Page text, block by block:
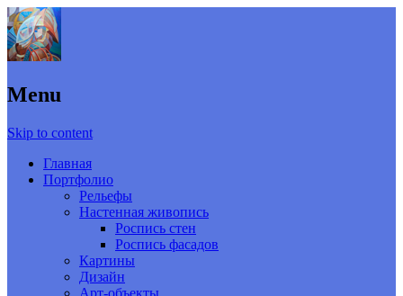
Menu
Skip to content
Главная
Портфолио
Рельефы
Настенная живопись
Роспись стен
Роспись фасадов
Картины
Дизайн
Арт-объекты